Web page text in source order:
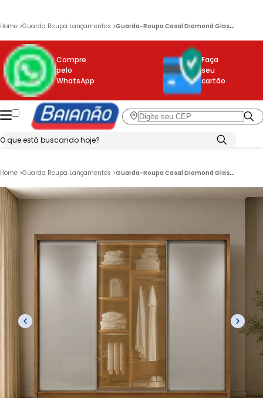
Home >Guarda Roupa Lançamentos > G
uarda-Roupa Casal Diamond Glass 3 Portas 6 Gavetas e LED Novo Horizonte
Compre
pelo
WhatsApp
Faça
seu
cartão
Home >Guarda Roupa Lançamentos > G
uarda-Roupa Casal Diamond Glass 3 Portas 6 Gavetas e LED Novo Horizonte